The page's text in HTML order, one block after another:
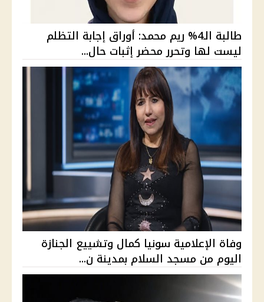
طالبة الـ4% ريم محمد: أوراق إجابة التظلم
ليست لها وتحرر محضر إثبات حال...
وفاة الإعلامية سونيا كمال وتشييع الجنازة
اليوم من مسجد السلام بمدينة ن...